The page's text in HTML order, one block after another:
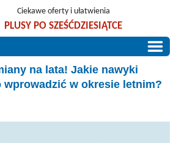
Ciekawe oferty i ułatwienia
PLUSY PO SZEŚĆDZIESIĄTCE
na lata! Jakie nawyki
wprowadzić w okresie letnim?